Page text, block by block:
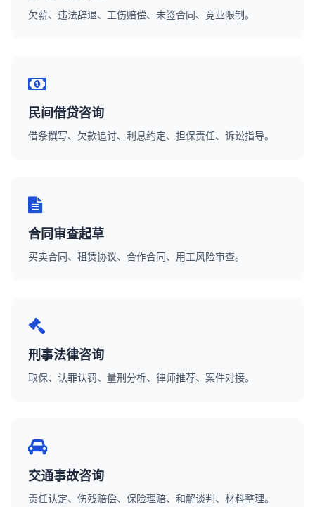
欠薪、违法辞退、工伤赔偿、未签合同、竞业限制。
民间借贷咨询
借条撰写、欠款追讨、利息约定、担保责任、诉讼指导。
合同审查起草
买卖合同、租赁协议、合作合同、用工风险审查。
刑事法律咨询
取保、认罪认罚、量刑分析、律师推荐、案件对接。
交通事故咨询
责任认定、伤残赔偿、保险理赔、和解谈判、材料整理。